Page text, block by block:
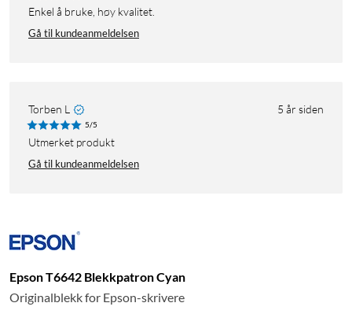
Enkel å bruke, høy kvalitet.
Gå til kundeanmeldelsen
Torben L 5 år siden
5/5
utmerket produkt
Gå til kundeanmeldelsen
Epson T6642 Blekkpatron Cyan
Originalblekk for Epson-skrivere